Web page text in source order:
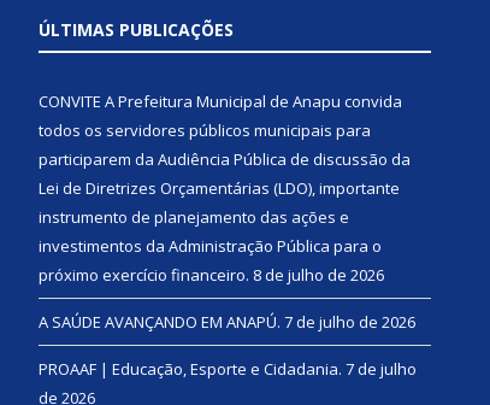
ÚLTIMAS PUBLICAÇÕES
CONVITE A Prefeitura Municipal de Anapu convida
todos os servidores públicos municipais para
participarem da Audiência Pública de discussão da
Lei de Diretrizes Orçamentárias (LDO), importante
instrumento de planejamento das ações e
investimentos da Administração Pública para o
próximo exercício financeiro. 8 de julho de 2026
A SAÚDE AVANÇANDO EM ANAPÚ. 7 de julho de 2026
PROAAF | Educação, Esporte e Cidadania. 7 de julho
de 2026